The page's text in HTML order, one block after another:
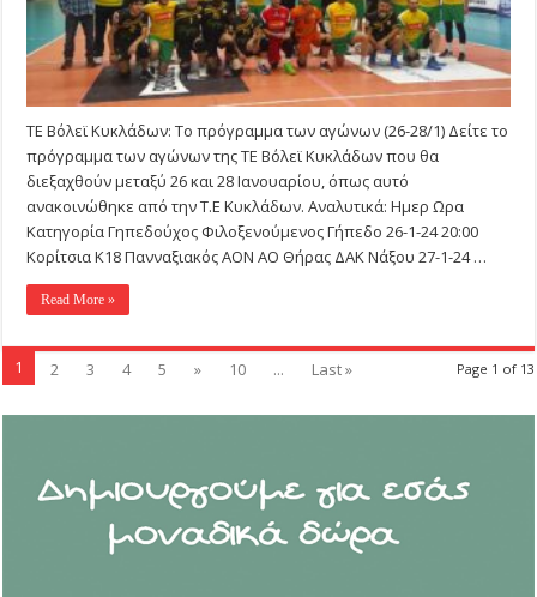
ΤΕ Βόλεϊ Κυκλάδων: Το πρόγραμμα των αγώνων (26-28/1) Δείτε το
πρόγραμμα των αγώνων της ΤΕ Βόλεϊ Κυκλάδων που θα
διεξαχθούν μεταξύ 26 και 28 Ιανουαρίου, όπως αυτό
ανακοινώθηκε από την Τ.Ε Κυκλάδων. Αναλυτικά: Ημερ Ωρα
Κατηγορία Γηπεδούχος Φιλοξενούμενος Γήπεδο 26-1-24 20:00
Κορίτσια Κ18 Πανναξιακός ΑΟΝ ΑΟ Θήρας ΔΑΚ Νάξου 27-1-24 …
Read More »
Page 1 of 13
1 2 3 4 5 » 10 ... Last »